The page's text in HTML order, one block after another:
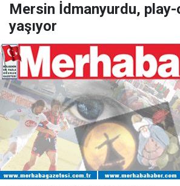
Mersin İdmanyurdu,
yaşıyor